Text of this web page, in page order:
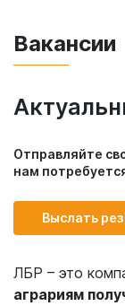
Вакансии
Отправляйте
нам
Выслать
ЛБР – это
аграриям